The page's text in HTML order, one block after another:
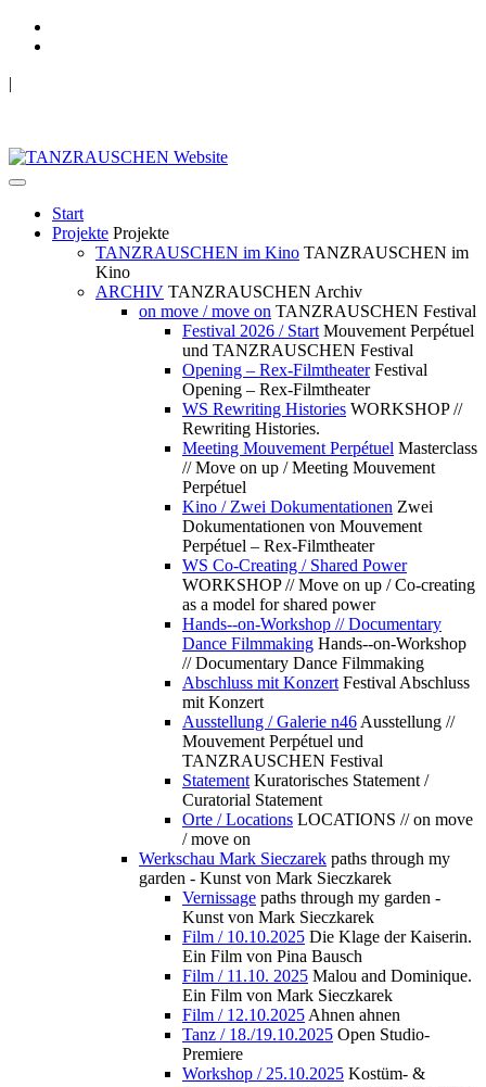
|
Start
Projekte Projekte
TANZRAUSCHEN im Kino TANZRAUSCHEN im
Kino
ARCHIV TANZRAUSCHEN Archiv
on move / move on TANZRAUSCHEN Festival
Festival 2026 / Start Mouvement Perpétuel
und TANZRAUSCHEN Festival
Opening – Rex-Filmtheater Festival
Opening – Rex-Filmtheater
WS Rewriting Histories WORKSHOP //
Rewriting Histories.
Meeting Mouvement Perpétuel Masterclass
// Move on up / Meeting Mouvement
Perpétuel
Kino / Zwei Dokumentationen Zwei
Dokumentationen von Mouvement
Perpétuel – Rex-Filmtheater
WS Co-Creating / Shared Power
WORKSHOP // Move on up / Co-creating
as a model for shared power
Hands--on-Workshop // Documentary
Dance Filmmaking Hands--on-Workshop
// Documentary Dance Filmmaking
Abschluss mit Konzert Festival Abschluss
mit Konzert
Ausstellung / Galerie n46 Ausstellung //
Mouvement Perpétuel und
TANZRAUSCHEN Festival
Statement Kuratorisches Statement /
Curatorial Statement
Orte / Locations LOCATIONS // on move
/ move on
Werkschau Mark Sieczarek paths through my
garden - Kunst von Mark Sieczkarek
Vernissage paths through my garden -
Kunst von Mark Sieczkarek
Film / 10.10.2025 Die Klage der Kaiserin.
Ein Film von Pina Bausch
Film / 11.10. 2025 Malou and Dominique.
Ein Film von Mark Sieczkarek
Film / 12.10.2025 Ahnen ahnen
Tanz / 18./19.10.2025 Open Studio-
Premiere
Workshop / 25.10.2025 Kostüm- &